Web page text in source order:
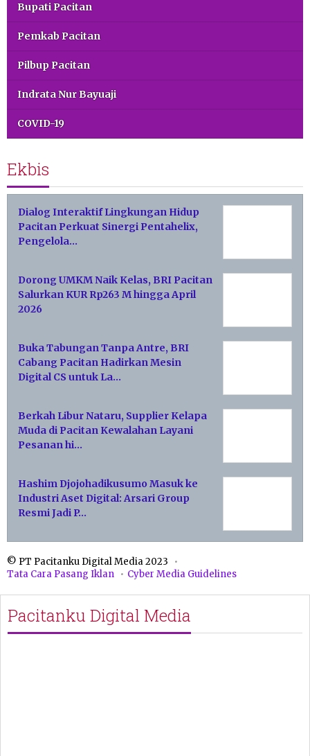
Bupati Pacitan
Pemkab Pacitan
Pilbup Pacitan
Indrata Nur Bayuaji
COVID-19
Ekbis
Dialog Interaktif Lingkungan Hidup
Pacitan Perkuat Sinergi Pentahelix,
Pengelola…
Dorong UMKM Naik Kelas, BRI Pacitan
Salurkan KUR Rp263 M hingga April
2026
Buka Tabungan Tanpa Antre, BRI
Cabang Pacitan Hadirkan Mesin
Digital CS untuk La…
Berkah Libur Nataru, Supplier Kelapa
Muda di Pacitan Kewalahan Layani
Pesanan hi…
Hashim Djojohadikusumo Masuk ke
Industri Aset Digital: Arsari Group
Resmi Jadi P…
© PT Pacitanku Digital Media 2023
Tata Cara Pasang Iklan
Cyber Media Guidelines
Pacitanku Digital Media